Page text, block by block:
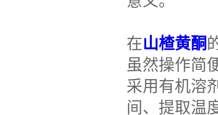
在山楂黄酮
虽然操作简
采用有机溶
间、提取温